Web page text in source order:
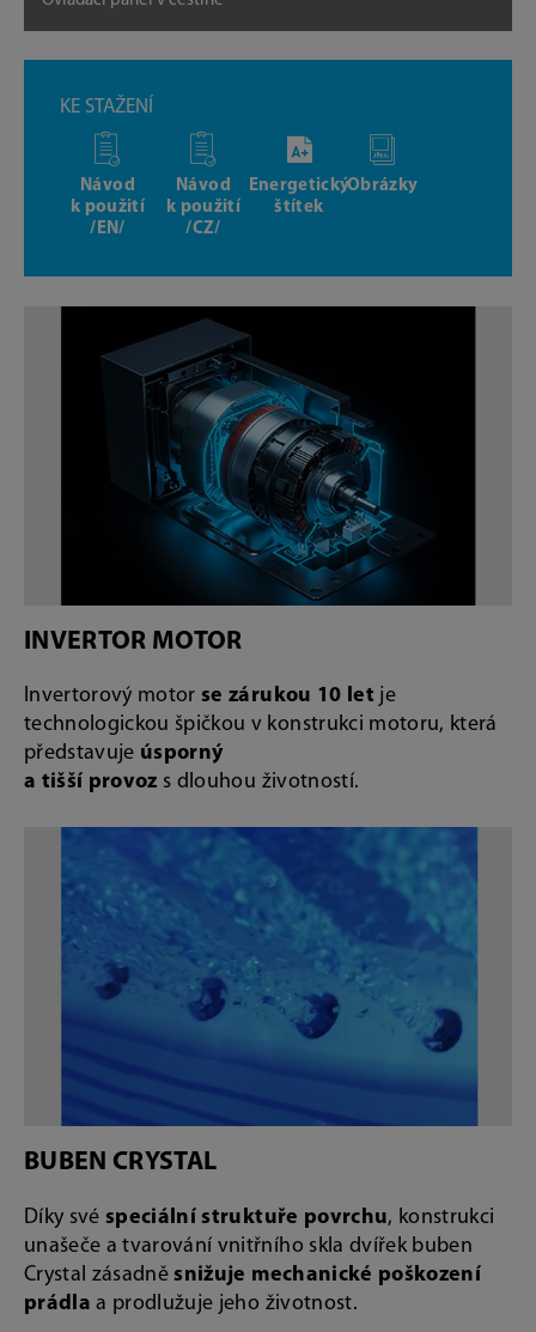
KE STAŽENÍ
Návod
k použití
/EN/
Návod
k použití
/CZ/
Energetický
štítek
Obrázky
INVERTOR MOTOR
Invertorový motor se zárukou 10 let je
technologickou špičkou v konstrukci motoru, která
představuje úsporný
a tišší provoz s dlouhou životností.
BUBEN CRYSTAL
Díky své speciální struktuře povrchu, konstrukci
unašeče a tvarování vnitřního skla dvířek buben
Crystal zásadně snižuje mechanické poškození
prádlaa prodlužuje jeho životnost.